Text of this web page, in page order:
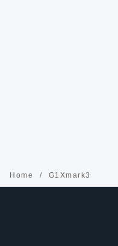
Home G1Xmark3